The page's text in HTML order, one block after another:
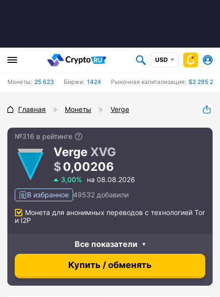
USD
Монеты: 25 623 Биржи: 1424 Рыночная капитализация: $2 295
Главная Монеты Verge
№316 в рейтинге
Verge XVG
0,00206
3,00%
на 08.08.2026
В избранное 49532 добавили
Монета для анонимных переводов с технологией Tor
и I2P
Все показатели
Купить / обменять